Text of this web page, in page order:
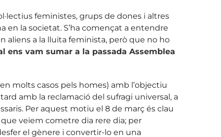
feministes, grups de dones i altres
la societat. S’ha començat a entendre
aliens a la lluita feminista, però que no ho
ens vam sumar a la passada Assemblea
molts casos pels homes) amb l’objectiu
amb la reclamació del sufragi universal, a
Per aquest motiu el 8 de març és clau
veiem cometre dia rere dia; per
el gènere i convertir-lo en una